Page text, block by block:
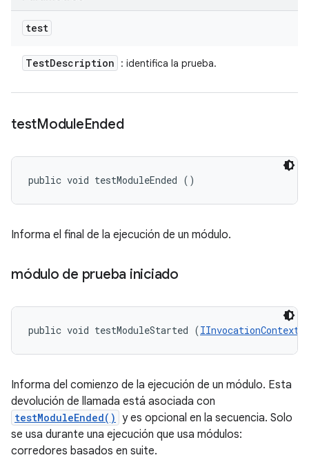
test
TestDescription : identifica la prueba.
testModuleEnded
public void testModuleEnded ()
Informa el final de la ejecución de un módulo.
módulo de prueba iniciado
public void testModuleStarted (IInvocationContext
Informa del comienzo de la ejecución de un módulo. Esta
devolución de llamada está asociada con
testModuleEnded() y es opcional en la secuencia. Solo
se usa durante una ejecución que usa módulos:
corredores basados ​​en suite.